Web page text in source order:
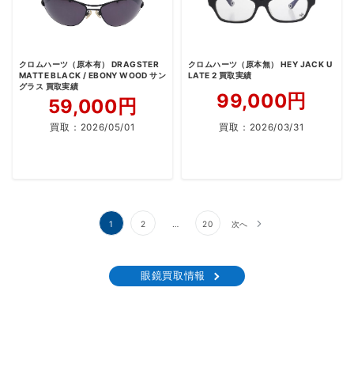
クロムハーツ（原本有） DRAGSTER
MATTE BLACK / EBONY WOOD サン
グラス 買取実績
59,000円
買取： 2026/05/01
クロムハーツ（原本無） HEY JACK U
LATE 2 買取実績
99,000円
買取： 2026/03/31
1 2 20 次へ
眼鏡買取情報